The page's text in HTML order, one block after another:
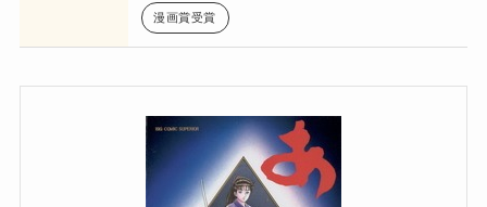
漫画賞受賞